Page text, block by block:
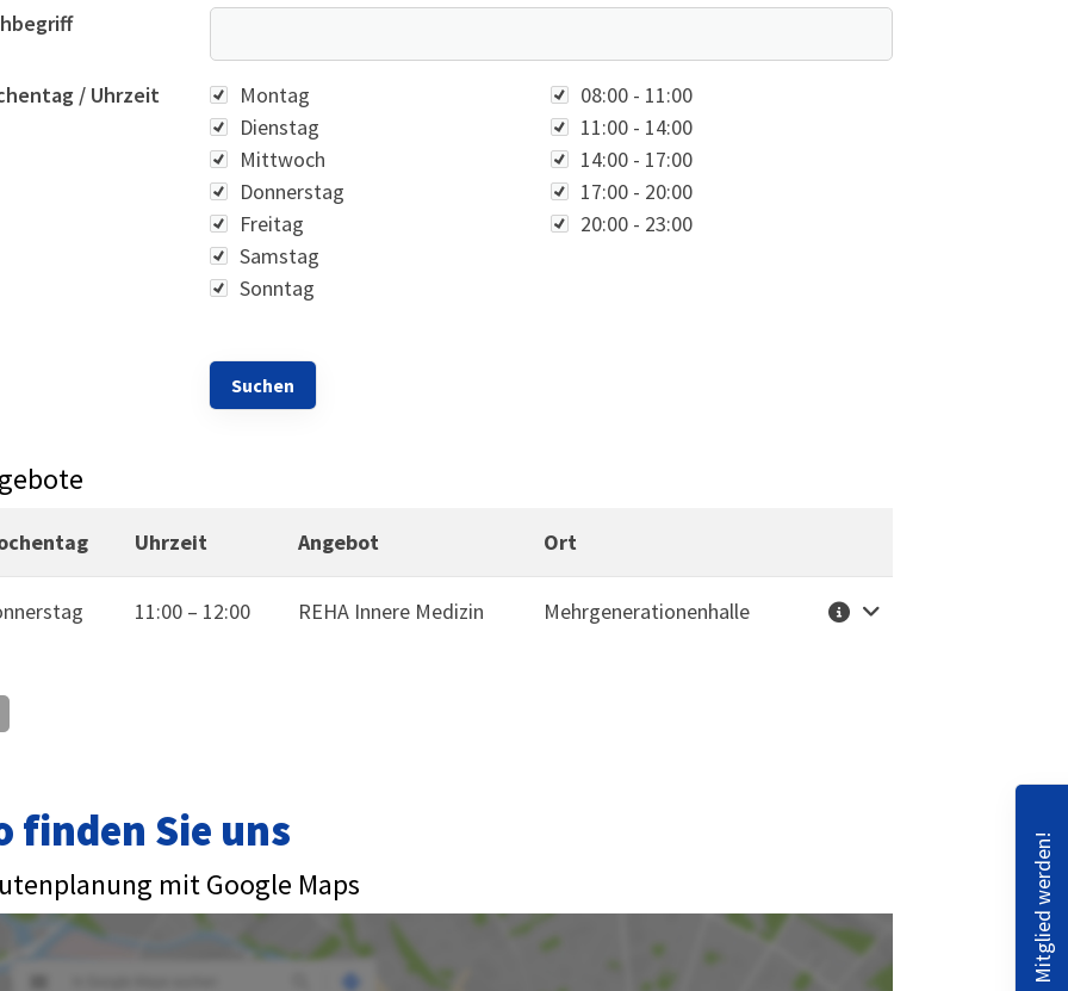
/ Uhrzeit Wochentag
Montag
Dienstag
Mittwoch
Donnerstag
Freitag
Samstag
Sonntag
Uhrzeit08:00 - 11:00
11:00 - 14:00
14:00 - 17:00
17:00 - 20:00
20:00 - 23:00
Uhrzeit Angebot
Ort
Weitere Informationen
11:00– 12:00 REHA Innere Medizin Mehrgenerationenhalle
finden Sie uns
mit Google Maps Mitglied werden!